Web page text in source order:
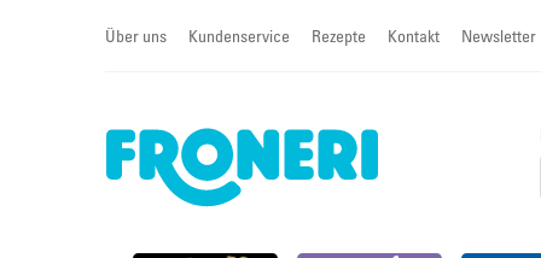
Über uns Kundenservice Rezepte Kontakt Newsletter